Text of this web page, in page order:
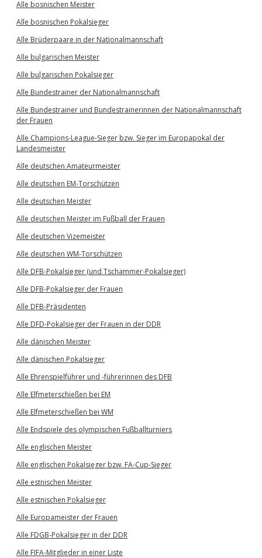
Alle bosnischen Meister
Alle bosnischen Pokalsieger
Alle Brüderpaare in der Nationalmannschaft
Alle bulgarischen Meister
Alle bulgarischen Pokalsieger
Alle Bundestrainer der Nationalmannschaft
Alle Bundestrainer und Bundestrainerinnen der Nationalmannschaft
der Frauen
Alle Champions-League-Sieger bzw. Sieger im Europapokal der
Landesmeister
Alle deutschen Amateurmeister
Alle deutschen EM-Torschützen
Alle deutschen Meister
Alle deutschen Meister im Fußball der Frauen
Alle deutschen Vizemeister
Alle deutschen WM-Torschützen
Alle DFB-Pokalsieger (und Tschammer-Pokalsieger)
Alle DFB-Pokalsieger der Frauen
Alle DFB-Präsidenten
Alle DFD-Pokalsieger der Frauen in der DDR
Alle dänischen Meister
Alle dänischen Pokalsieger
Alle Ehrenspielführer und -führerinnen des DFB
Alle Elfmeterschießen bei EM
Alle Elfmeterschießen bei WM
Alle Endspiele des olympischen Fußballturniers
Alle englischen Meister
Alle englischen Pokalsieger bzw. FA-Cup-Sieger
Alle estnischen Meister
Alle estnischen Pokalsieger
Alle Europameister der Frauen
Alle FDGB-Pokalsieger in der DDR
Alle FIFA-Mitglieder in einer Liste